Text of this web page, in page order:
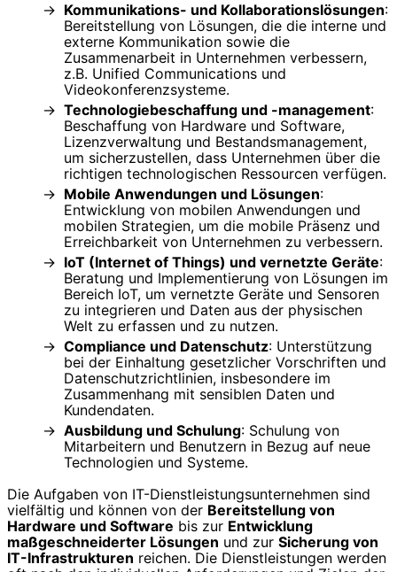
Kommunikations- und Kollaborationslösungen:
Bereitstellung von Lösungen, die die interne und
externe Kommunikation sowie die
Zusammenarbeit in Unternehmen verbessern,
z.B. Unified Communications und
Videokonferenzsysteme.
Technologiebeschaffung und -management:
Beschaffung von Hardware und Software,
Lizenzverwaltung und Bestandsmanagement,
um sicherzustellen, dass Unternehmen über die
richtigen technologischen Ressourcen verfügen.
Mobile Anwendungen und Lösungen:
Entwicklung von mobilen Anwendungen und
mobilen Strategien, um die mobile Präsenz und
Erreichbarkeit von Unternehmen zu verbessern.
IoT (Internet of Things) und vernetzte Geräte:
Beratung und Implementierung von Lösungen im
Bereich IoT, um vernetzte Geräte und Sensoren
zu integrieren und Daten aus der physischen
Welt zu erfassen und zu nutzen.
Compliance und Datenschutz: Unterstützung
bei der Einhaltung gesetzlicher Vorschriften und
Datenschutzrichtlinien, insbesondere im
Zusammenhang mit sensiblen Daten und
Kundendaten.
Ausbildung und Schulung: Schulung von
Mitarbeitern und Benutzern in Bezug auf neue
Technologien und Systeme.
Die Aufgaben von IT-Dienstleistungsunternehmen sind
vielfältig und können von der Bereitstellung von
Hardware und Software bis zur Entwicklung
maßgeschneiderter Lösungen und zur Sicherung von
IT-Infrastrukturen reichen. Die Dienstleistungen werden